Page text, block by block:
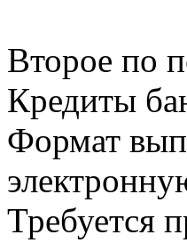
Второе по
Кредиты
Формат
Требуется